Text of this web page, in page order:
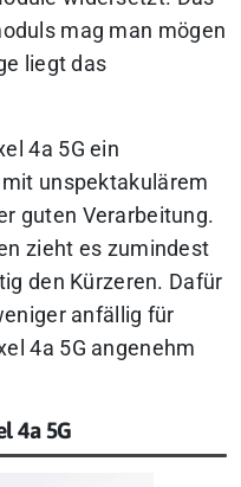
mag man mögen
liegt das
4a 5G ein
unspektakulärem
guten Verarbeitung.
zieht es zumindest
den Kürzeren. Dafür
anfällig für
4a 5G angenehm
4a 5G